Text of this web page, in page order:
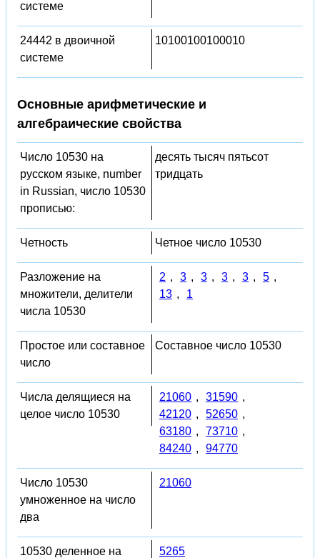
системе
24442 в двоичной
системе
10100100100010
Основные арифметические и
алгебраические свойства
Число 10530 на
русском языке, number
in Russian, число 10530
прописью:
десять тысяч пятьсот
тридцать
Четность Четное число 10530
Разложение на
множители, делители
числа 10530
2 , 3 , 3 , 3 , 3 , 5 ,
13 , 1
Простое или составное
число
Составное число 10530
Числа делящиеся на
целое число 10530
21060 , 31590 ,
42120 , 52650 ,
63180 , 73710 ,
84240 , 94770
Число 10530
умноженное на число
два
21060
10530 деленное на
5265